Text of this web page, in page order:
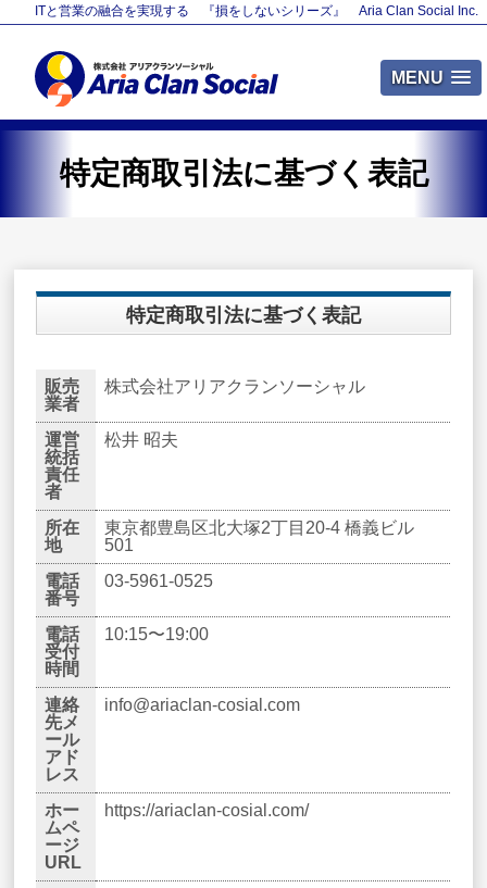
MENU
ITと営業の融合を実現する 『損をしないシリーズ』 Aria Clan Social Inc.
特定商取引法に基づく表記
特定商取引法に基づく表記
販売
業者
株式会社アリアクランソーシャル
運営
統括
責任
者
松井 昭夫
所在
地
東京都豊島区北大塚2丁目20-4 橋義ビル
501
電話
番号
03-5961-0525
電話
受付
時間
10:15〜19:00
連絡
先メ
ール
アド
レス
info@ariaclan-cosial.com
ホー
ムペ
ージ
URL
https://ariaclan-cosial.com/